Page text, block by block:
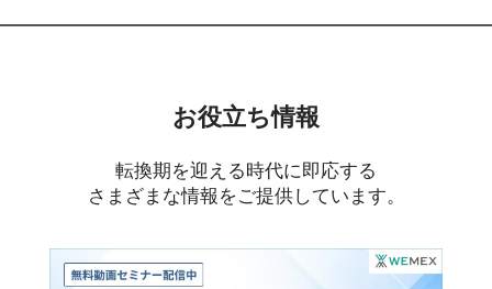
お役立ち情報
転換期を迎える時代に即応する
さまざまな情報をご提供しています。